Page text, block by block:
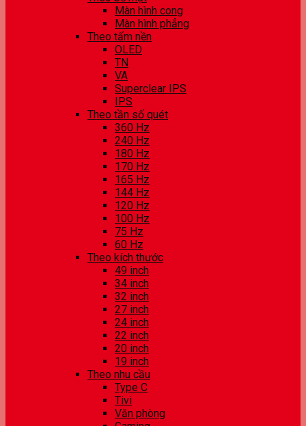
Màn hình cong
Màn hình phẳng
Theo tấm nền
OLED
TN
VA
Superclear IPS
IPS
Theo tần số quét
360 Hz
240 Hz
180 Hz
170 Hz
165 Hz
144 Hz
120 Hz
100 Hz
75 Hz
60 Hz
Theo kích thước
49 inch
34 inch
32 inch
27 inch
24 inch
22 inch
20 inch
19 inch
Theo nhu cầu
Type C
Tivi
Văn phòng